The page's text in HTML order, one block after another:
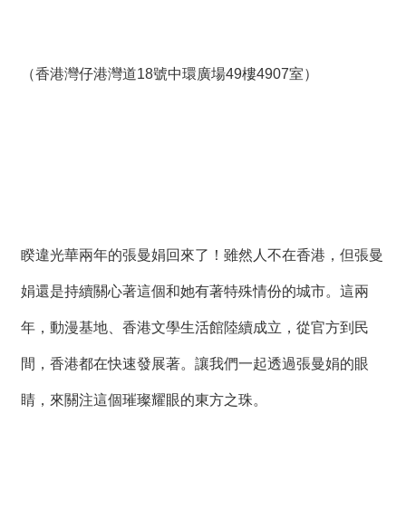
（香港灣仔港灣道18號中環廣場49樓4907室）
睽違光華兩年的張曼娟回來了！雖然人不在香港，但張曼
娟還是持續關心著這個和她有著特殊情份的城市。這兩
年，動漫基地、香港文學生活館陸續成立，從官方到民
間，香港都在快速發展著。讓我們一起透過張曼娟的眼
睛，來關注這個璀璨耀眼的東方之珠。